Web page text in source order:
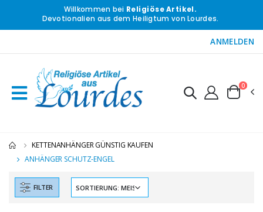
Willkommen bei Religiöse Artikel.
Devotionalien aus dem Heiligtum von Lourdes.
ANMELDEN
0
KETTENANHÄNGER GÜNSTIG KAUFEN
ANHÄNGER SCHUTZ-ENGEL
FILTER